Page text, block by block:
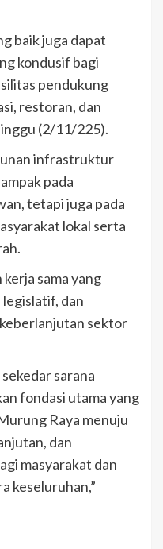
baik juga dapat
kondusif bagi
pendukung
restoran, dan
(2/11/225).
infrastruktur
pada
tetapi juga pada
lokal serta
sama yang
dan
sektor
sarana
fondasi utama yang
Raya menuju
dan
masyarakat dan
keseluruhan,”